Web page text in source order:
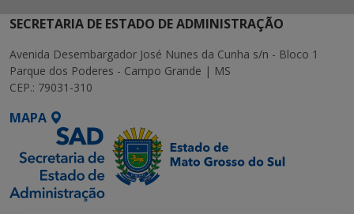
SECRETARIA DE ESTADO DE ADMINISTRAÇÃO
Avenida Desembargador José Nunes da Cunha s/n - Bloco 1
Parque dos Poderes - Campo Grande | MS
CEP.: 79031-310
MAPA